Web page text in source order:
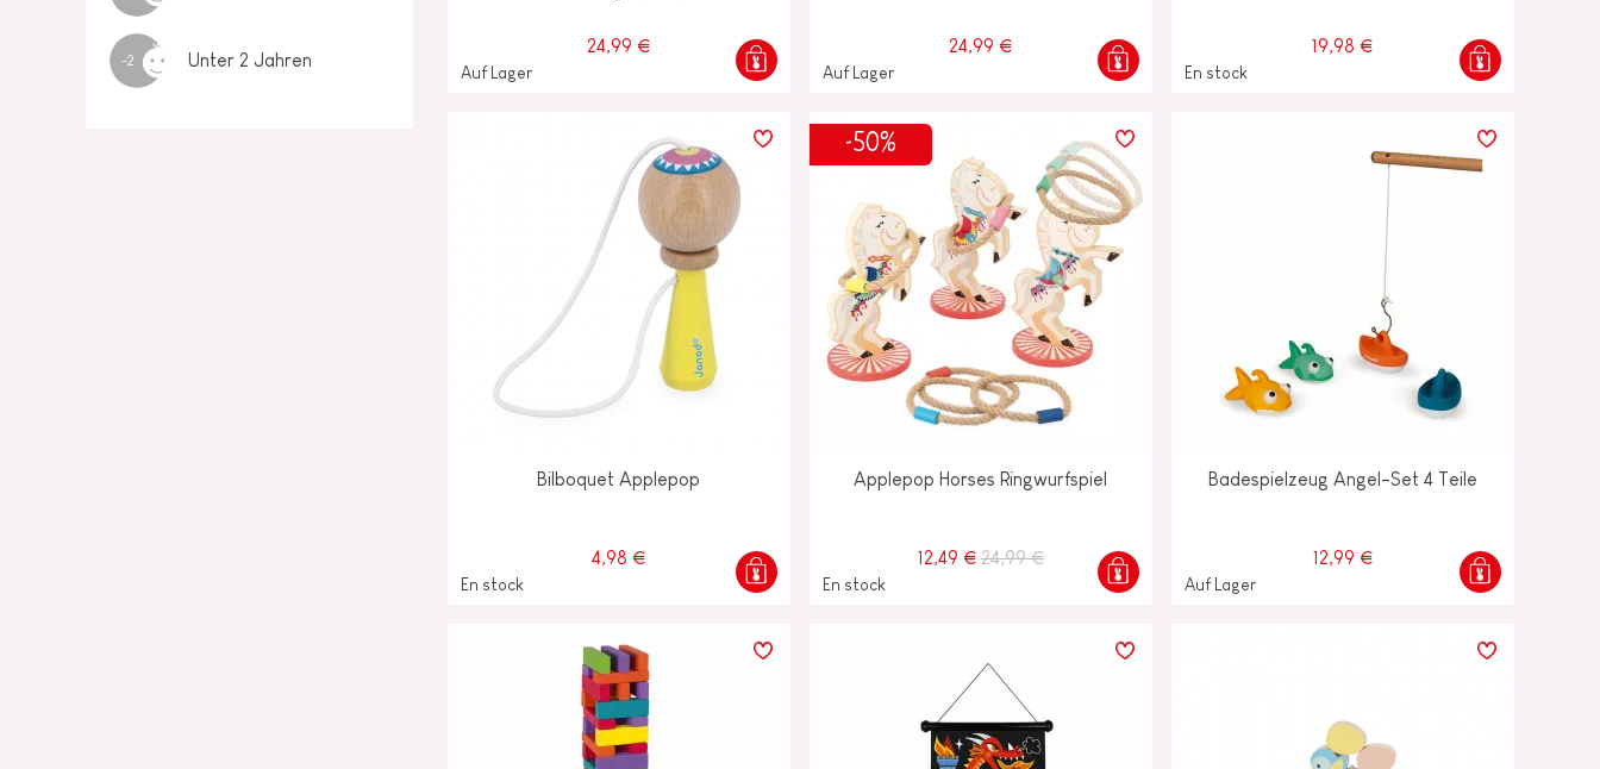
-2 Unter 2 Jahren
24,99 €
Auf Lager
24,99 €
Auf Lager
19,98 €
En stock
Bilboquet Applepop
4,98 €
En stock
-50%
Applepop Horses Ringwurfspiel
12,49 € 24,99 €
En stock
Badespielzeug Angel-Set 4 Teile
12,99 €
Auf Lager